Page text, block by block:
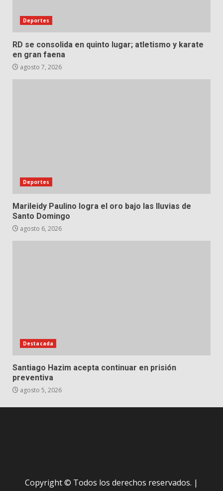
Deportes
RD se consolida en quinto lugar; atletismo y karate
en gran faena
agosto 7, 2026
Deportes
Marileidy Paulino logra el oro bajo las lluvias de
Santo Domingo
agosto 6, 2026
Destacada
Santiago Hazim acepta continuar en prisión
preventiva
agosto 5, 2026
Copyright © Todos los derechos reservados. |